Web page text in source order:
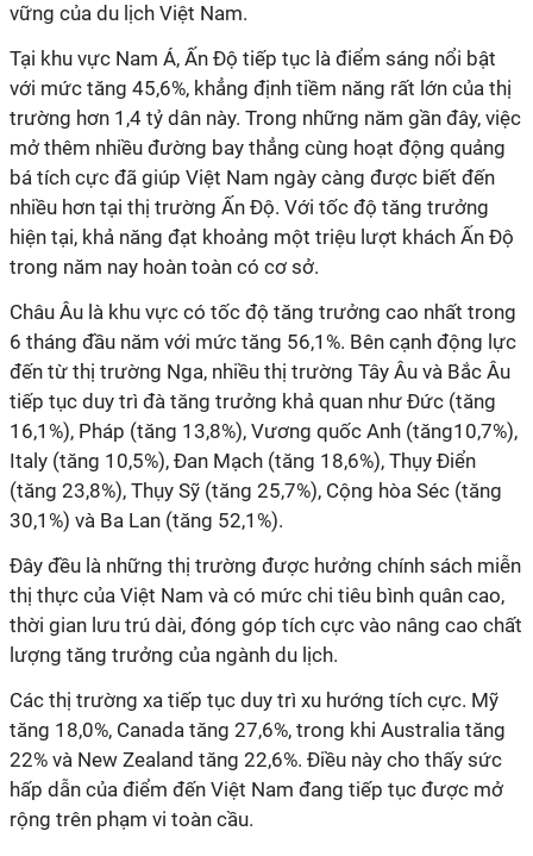
vững của du lịch Việt Nam.
Tại khu vực Nam Á, Ấn Độ tiếp tục là điểm sáng nổi bật
với mức tăng 45,6%, khẳng định tiềm năng rất lớn của thị
trường hơn 1,4 tỷ dân này. Trong những năm gần đây, việc
mở thêm nhiều đường bay thẳng cùng hoạt động quảng
bá tích cực đã giúp Việt Nam ngày càng được biết đến
nhiều hơn tại thị trường Ấn Độ. Với tốc độ tăng trưởng
hiện tại, khả năng đạt khoảng một triệu lượt khách Ấn Độ
trong năm nay hoàn toàn có cơ sở.
Châu Âu là khu vực có tốc độ tăng trưởng cao nhất trong
6 tháng đầu năm với mức tăng 56,1%. Bên cạnh động lực
đến từ thị trường Nga, nhiều thị trường Tây Âu và Bắc Âu
tiếp tục duy trì đà tăng trưởng khả quan như Đức (tăng
16,1%), Pháp (tăng 13,8%), Vương quốc Anh (tăng10,7%),
Italy (tăng 10,5%), Đan Mạch (tăng 18,6%), Thụy Điển
(tăng 23,8%), Thụy Sỹ (tăng 25,7%), Cộng hòa Séc (tăng
30,1%) và Ba Lan (tăng 52,1%).
Đây đều là những thị trường được hưởng chính sách miễn
thị thực của Việt Nam và có mức chi tiêu bình quân cao,
thời gian lưu trú dài, đóng góp tích cực vào nâng cao chất
lượng tăng trưởng của ngành du lịch.
Các thị trường xa tiếp tục duy trì xu hướng tích cực. Mỹ
tăng 18,0%, Canada tăng 27,6%, trong khi Australia tăng
22% và New Zealand tăng 22,6%. Điều này cho thấy sức
hấp dẫn của điểm đến Việt Nam đang tiếp tục được mở
rộng trên phạm vi toàn cầu.